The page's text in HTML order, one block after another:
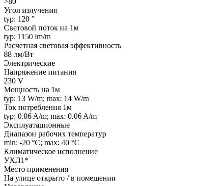
Угол излучения
typ: 120 °
Световой поток на 1м
typ: 1150 lm/m
Расчетная световая эффективность
88 лм/Вт
Электрические
Напряжение питания
230 V
Мощность на 1м
typ: 13 W/m; max: 14 W/m
Ток потребления 1м
typ: 0.06 A/m; max: 0.06 A/m
Эксплуатационные
Диапазон рабочих температур
min: -20 °C; max: 40 °C
Климатическое исполнение
УХЛ1*
Место применения
На улице открыто / в помещении